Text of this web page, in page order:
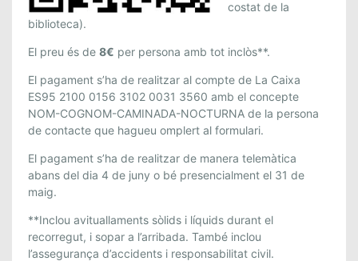
costat de la
biblioteca).
El preu és de 8€ per persona amb tot inclòs**.
El pagament s’ha de realitzar al compte de La Caixa
ES95 2100 0156 3102 0031 3560 amb el concepte
NOM-COGNOM-CAMINADA-NOCTURNA de la persona
de contacte que hagueu omplert al formulari.
El pagament s’ha de realitzar de manera telemàtica
abans del dia 4 de juny o bé presencialment el 31 de
maig.
**Inclou avituallaments sòlids i líquids durant el
recorregut, i sopar a l’arribada. També inclou
l’assegurança d’accidents i responsabilitat civil.